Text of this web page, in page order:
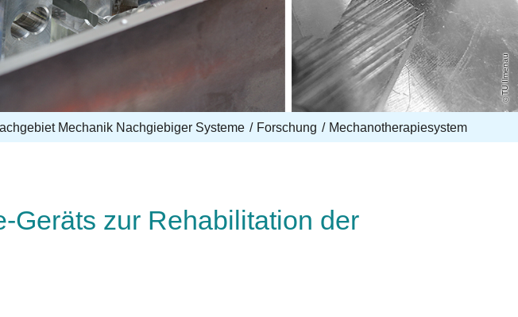
TU Ilmenau
Mechanik Nachgiebiger Systeme Forschung Mechanotherapiesystem
Geräts zur Rehabilitation der